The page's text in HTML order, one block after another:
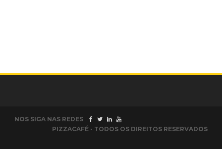
NOS SIGA NAS REDES
PIZZACAFÉ - TODOS OS DIREITOS RESERVADOS